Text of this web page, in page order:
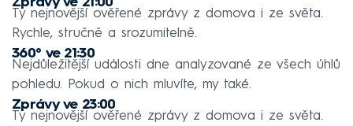
Ty nejnovější ověřené zprávy z domova i ze světa.
Rychle, stručně a srozumitelně.
360° ve 21:30
Nejdůležitější události dne analyzované ze všech úhlů
pohledu. Pokud o nich mluvíte, my také.
Zprávy ve 23:00
Ty nejnovější ověřené zprávy z domova i ze světa.